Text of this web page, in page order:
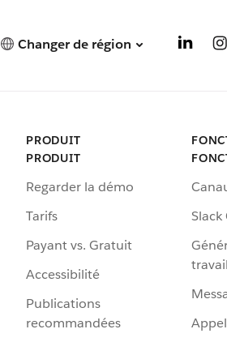
Changer de région
PRODUIT
PRODUIT
Regarder la démo
Tarifs
Payant vs. Gratuit
Accessibilité
Publications
recommandées
travail